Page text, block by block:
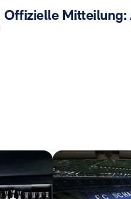
Offizielle Mitteilung: